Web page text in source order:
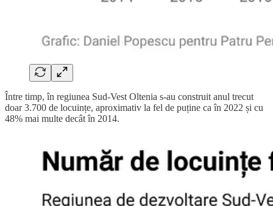
Între timp, în regiunea Sud-Vest Oltenia s-au construit anul trecut
doar 3.700 de locuințe, aproximativ la fel de puține ca în 2022 și cu
48% mai multe decât în 2014.